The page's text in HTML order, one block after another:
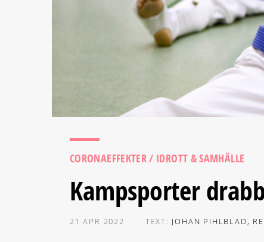
CORONAEFFEKTER/ IDROTT & SAMHÄLLE
Kampsporter
21 APR 2022 TEXT: JOHAN PIHLBLAD,